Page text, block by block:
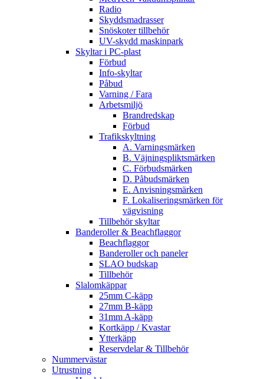
Radio
Skyddsmadrasser
Snöskoter tillbehör
UV-skydd maskinpark
Skyltar i PC-plast
Förbud
Info-skyltar
Påbud
Varning / Fara
Arbetsmiljö
Brandredskap
Förbud
Trafikskyltning
A. Varningsmärken
B. Väjningspliktsmärken
C. Förbudsmärken
D. Påbudsmärken
E. Anvisningsmärken
F. Lokaliseringsmärken för
vägvisning
Tillbehör skyltar
Banderoller & Beachflaggor
Beachflaggor
Banderoller och paneler
SLAO budskap
Tillbehör
Slalomkäppar
25mm C-käpp
27mm B-käpp
31mm A-käpp
Kortkäpp / Kvastar
Ytterkäpp
Reservdelar & Tillbehör
Nummervästar
Utrustning